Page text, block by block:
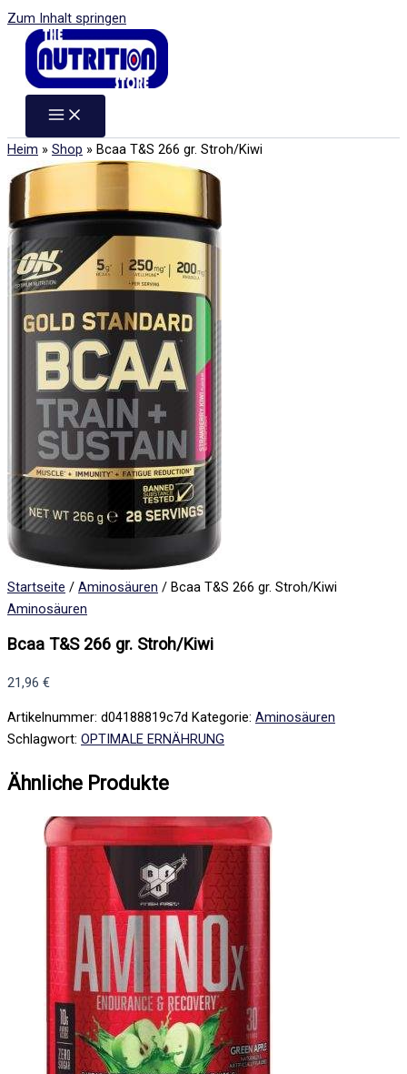
Zum Inhalt springen
Heim » Shop » Bcaa T&S 266 gr. Stroh/Kiwi
Startseite / Aminosäuren / Bcaa T&S 266 gr. Stroh/Kiwi
Aminosäuren
Bcaa T&S 266 gr. Stroh/Kiwi
21,96 €
Artikelnummer: d04188819c7d Kategorie: Aminosäuren
Schlagwort: OPTIMALE ERNÄHRUNG
Ähnliche Produkte